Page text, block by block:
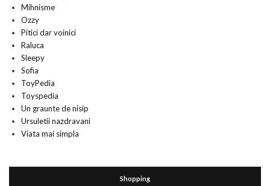
Mihnisme
Ozzy
Pitici dar voinici
Raluca
Sleepy
Sofia
ToyPedia
Toyspedia
Un graunte de nisip
Ursuletii nazdravani
Viata mai simpla
Shopping